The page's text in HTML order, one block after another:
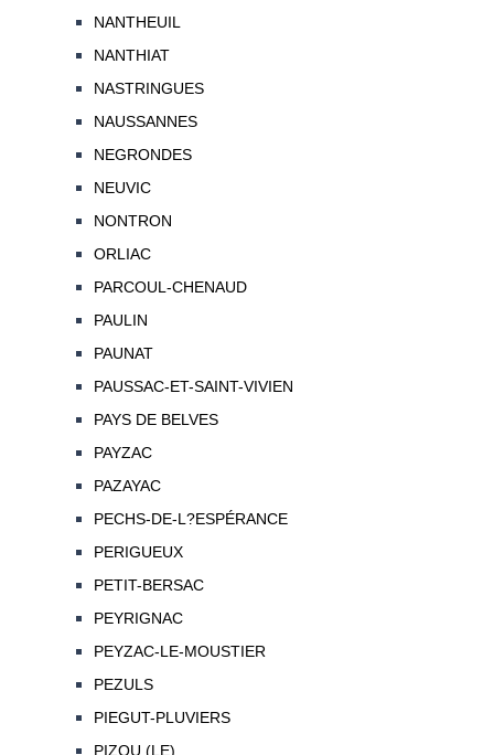
NANTHEUIL
NANTHIAT
NASTRINGUES
NAUSSANNES
NEGRONDES
NEUVIC
NONTRON
ORLIAC
PARCOUL-CHENAUD
PAULIN
PAUNAT
PAUSSAC-ET-SAINT-VIVIEN
PAYS DE BELVES
PAYZAC
PAZAYAC
PECHS-DE-L?ESPÉRANCE
PERIGUEUX
PETIT-BERSAC
PEYRIGNAC
PEYZAC-LE-MOUSTIER
PEZULS
PIEGUT-PLUVIERS
PIZOU (LE)